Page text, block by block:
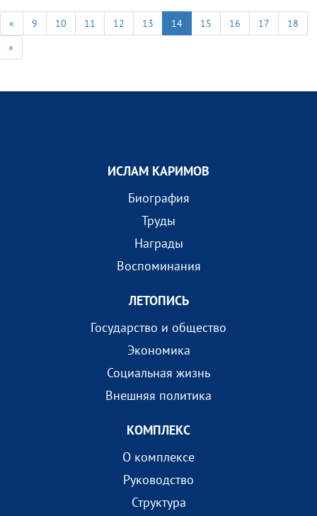
« 9 10 11 12 13 14 15 16 17
18
»
ИСЛАМ КАРИМОВ
Биография
Труды
Награды
Воспоминания
ЛЕТОПИСЬ
Государство и общество
Экономика
Социальная жизнь
Внешняя политика
КОМПЛEКС
О комплексе
Руководство
Структура